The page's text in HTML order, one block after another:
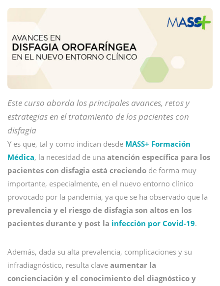
Este curso aborda los principales avances, retos y
estrategias en el tratamiento de los pacientes con
disfagia
Y es que, tal y como indican desde MASS+ Formación
Médica, la necesidad de una atención específica para los
pacientes con disfagia está creciendo de forma muy
importante, especialmente, en el nuevo entorno clínico
provocado por la pandemia, ya que se ha observado que la
prevalencia y el riesgo de disfagia son altos en los
pacientes durante y post la infección por Covid-19.
Además, dada su alta prevalencia, complicaciones y su
infradiagnóstico, resulta clave aumentar la
concienciación y el conocimiento del diagnóstico y